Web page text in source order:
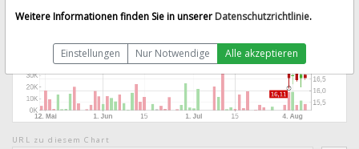
URL zu diesem Chart
Weitere Informationen finden Sie in unserer Datenschutzrichtlinie.
Einstellungen Nur Notwendige Alle akzeptieren